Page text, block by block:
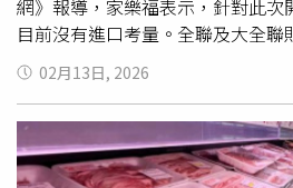
慣。若打針期間還是天天喝珍奶、
停藥後可能引發「身體討債」。呂
多病患看到抽血報告上三高的紅
要吃一輩子藥，但其實今年醫學
關鍵；因此，減重對於三高患者
為了有機會不需再服用藥物，要
體和解的方式，不是比賽，千萬
師提醒，膽結石最典型的症狀是「
膩食物後或凌晨發作，疼痛感位於
肩背部，並伴隨噁心嘔吐。許多
或進食後腹脹，常誤以為是胃病
預防膽結石的核心在於「規律吃、
動」，除了三餐定時、必吃早餐
並維持每週3至5次運動。高危險
網》報導，家樂福表示，針對此次
目前沒有進口考量。全聯及大全聯
源以美國與澳洲為主，銷售比例
肚，供應情形穩定，未來將依消
則表示暫無新增販售規劃，將依
整；愛買強調，若未來上架相關
源。通路業者普遍指出，商品是
02月13日, 2026